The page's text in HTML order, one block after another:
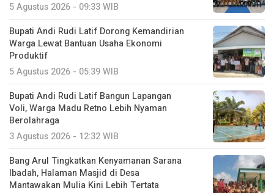
5 Agustus 2026 - 09:33 WIB
Bupati Andi Rudi Latif Dorong Kemandirian
Warga Lewat Bantuan Usaha Ekonomi
Produktif
5 Agustus 2026 - 05:39 WIB
Bupati Andi Rudi Latif Bangun Lapangan
Voli, Warga Madu Retno Lebih Nyaman
Berolahraga
3 Agustus 2026 - 12:32 WIB
Bang Arul Tingkatkan Kenyamanan Sarana
Ibadah, Halaman Masjid di Desa
Mantawakan Mulia Kini Lebih Tertata